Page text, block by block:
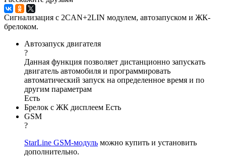
Сигнализация с 2CAN+2LIN модулем, автозапуском и ЖК-
брелоком.
Автозапуск двигателя
?
Данная функция позволяет дистанционно запускать
двигатель автомобиля и программировать
автоматический запуск на определенное время и по
другим параметрам
Есть
Брелок с ЖК дисплеем Есть
GSM
?
StarLine GSM-модуль можно купить и установить
дополнительно.